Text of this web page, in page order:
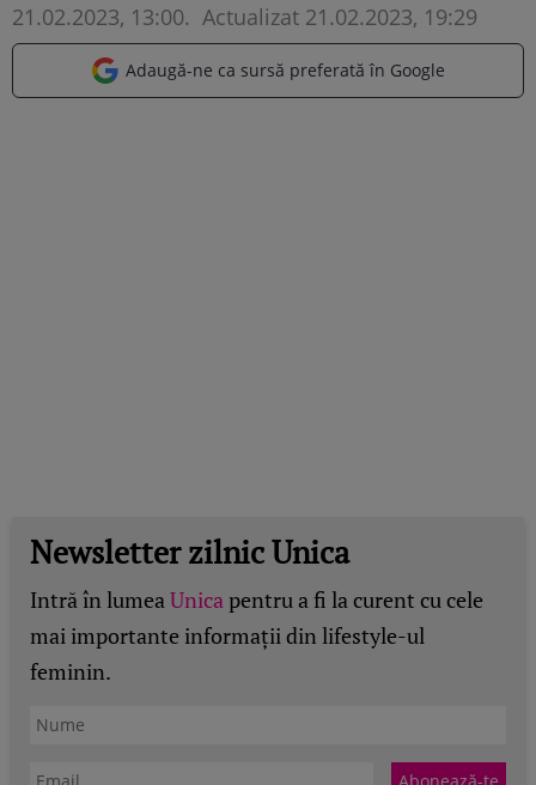
21.02.2023, 13:00. Actualizat 21.02.2023, 19:29
Adaugă-ne ca sursă preferată în Google
Newsletter zilnic Unica
Intră în lumeaUnicapentru a fi la curent cu cele
mai importante informații din lifestyle-ul
feminin.